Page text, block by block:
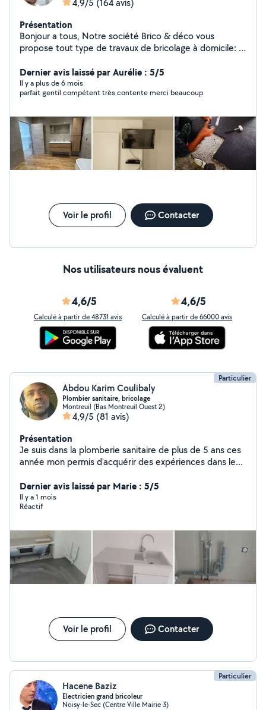
4,9/5 (164 avis)
Présentation
Bonjour a tous, Notre société Brico & déco vous
propose tout type de travaux de bricolage à domicile: -
Décoration intérieur (fixation d'étagère, tableau, miroir
etc...) -Électricité (installation de luminaire, prise,
interrupteur etc...) -Plomberie (tuyauterie PVC,
peint - Pose de carrelage - Jardinage ( nettoyage de
terrasse, pose et construction de terrasse en bois ou
en PVC..) -Tout autre travaux (j'étudie toutes les
demandes). Tarif: Sur devis Carmen et Reda
Brico&déco
Dernier avis laissé par Aurélie : 5/5
Il y a plus de 6 mois
parfait gentil compétent très contente merci beaucoup
Voir le profil Contacter
Nos utilisateurs nous évaluent
4,6/5
Calculé à partir de 48731 avis
4,6/5
Calculé à partir de 66000 avis
Particulier
Abdou Karim Coulibaly
Plombier sanitaire, bricolage
Montreuil (Bas Montreuil Ouest 2)
4,9/5 (81 avis)
Présentation
Je suis dans la plomberie sanitaire de plus de 5 ans ces
année mon permis d'acquérir des expériences dans le
prestations
Dernier avis laissé par Marie : 5/5
Il y a 1 mois
Réactif
Voir le profil Contacter
Particulier
Hacene Baziz
Electricien grand bricoleur
Noisy-le-Sec (Centre Ville Mairie 3)